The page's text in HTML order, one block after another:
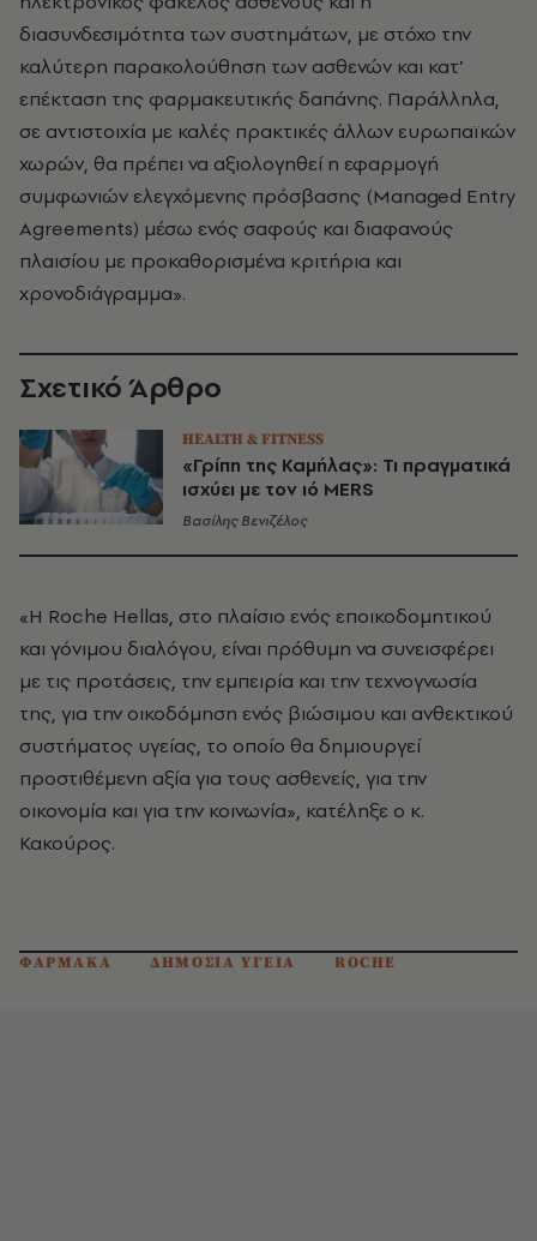
διασυνδεσιμότητα των συστημάτων, με στόχο την
καλύτερη παρακολούθηση των ασθενών και κατ’
επέκταση της φαρμακευτικής δαπάνης. Παράλληλα,
σε αντιστοιχία με καλές πρακτικές άλλων ευρωπαϊκών
χωρών, θα πρέπει να αξιολογηθεί η εφαρμογή
συμφωνιών ελεγχόμενης πρόσβασης (Managed Entry
Agreements) μέσω ενός σαφούς και διαφανούς
πλαισίου με προκαθορισμένα κριτήρια και
χρονοδιάγραμμα».
Σχετικό Άρθρο
HEALTH & FITNESS
«Γρίπη της Καμήλας»: Τι πραγματικά
ισχύει με τον ιό MERS
Βασίλης Βενιζέλος
«Η Roche Hellas, στο πλαίσιο ενός εποικοδομητικού
και γόνιμου διαλόγου, είναι πρόθυμη να συνεισφέρει
με τις προτάσεις, την εμπειρία και την τεχνογνωσία
της, για την οικοδόμηση ενός βιώσιμου και ανθεκτικού
συστήματος υγείας, το οποίο θα δημιουργεί
προστιθέμενη αξία για τους ασθενείς, για την
οικονομία και για την κοινωνία», κατέληξε ο κ.
Κακούρος.
ΦΑΡΜΑΚΑ ΔΗΜΟΣΙΑ ΥΓΕΙΑ ROCHE